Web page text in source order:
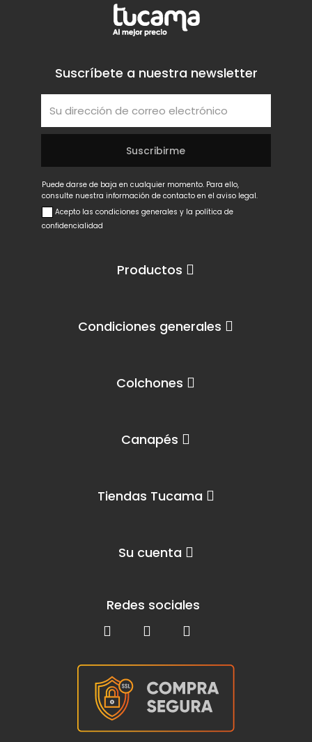
Productos
Condiciones generales
Colchones
Canapés
Tiendas Tucama
Su cuenta
Suscríbete a nuestra newsletter
Puede darse de baja en cualquier momento. Para ello,
consulte nuestra información de contacto en el aviso legal.
Acepto las condiciones generales y la política de
confidencialidad
Redes sociales